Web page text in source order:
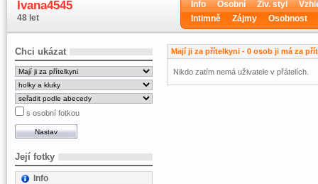
Ivana4545
48 let
Info Osobní Živ. styl
Intimně
Zájmy Osobnost
Chci ukázat
s osobní fotkou
Její fotky
Info
Mají ji za přítelkyni - 0 osob ji má za
Nikdo zatím nemá uživatele v přátelích.